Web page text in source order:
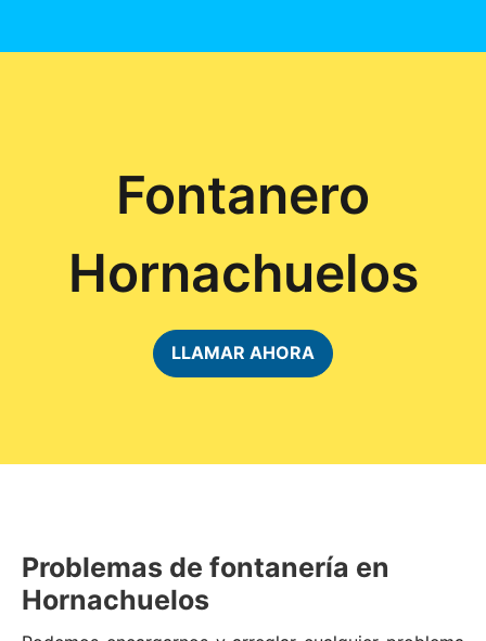
Fontanero
Hornachuelos
LLAMAR AHORA
Problemas de fontanería en
Hornachuelos